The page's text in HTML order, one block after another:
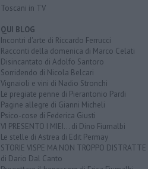
Toscani in TV
QUI BLOG
Incontri d'arte di Riccardo Ferrucci
Racconti della domenica di Marco Celati
Disincantato di Adolfo Santoro
Sorridendo di Nicola Belcari
Vignaioli e vini di Nadio Stronchi
Le pregiate penne di Pierantonio Pardi
Pagine allegre di Gianni Micheli
Psico-cose di Federica Giusti
VI PRESENTO I MIEI... di Dino Fiumalbi
Le stelle di Astrea di Edit Permay
STORIE VISPE MA NON TROPPO DISTRATTE
di Dario Dal Canto